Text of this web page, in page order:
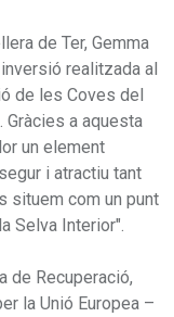
de Ter, Gemma
realitzada al
de les Coves del
Gràcies a aquesta
un element
i atractiu tant
situem com un punt
Selva Interior".
de Recuperació,
la Unió Europea –